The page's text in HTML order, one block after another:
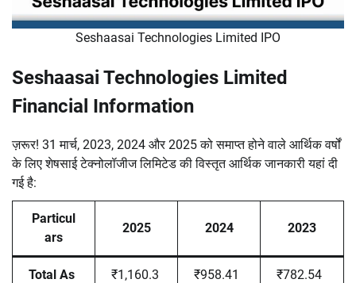
Seshaasai Technologies Limited IPO
Seshaasai Technologies Limited
Financial Information
ज़रूर! 31 मार्च, 2023, 2024 और 2025 को समाप्त होने वाले आर्थिक वर्षों
के लिए शेषसाई टेक्नोलॉजीज लिमिटेड की विस्तृत आर्थिक जानकारी यहां दी
गई है:
Particul
ars
2025 2024 2023
Total As
₹1,160.3
₹958.41
₹782.54